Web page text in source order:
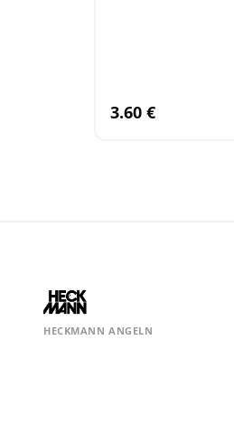
3.60 €
HECKMANN ANGELN